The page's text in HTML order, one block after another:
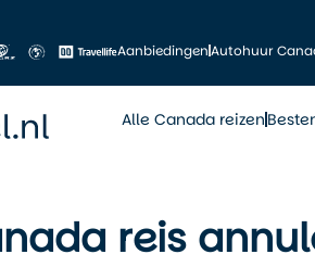
AanbiedingenAutohuur
Alle Canada reizen
reis